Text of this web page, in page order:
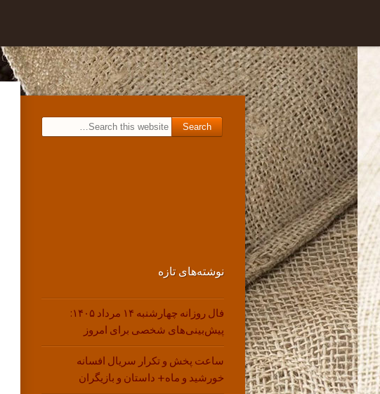
Search for:
نوشته‌های تازه
فال روزانه چهارشنبه ۱۴ مرداد ۱۴۰۵:
پیش‌بینی‌های شخصی برای امروز
ساعت پخش و تکرار سریال افسانه
خورشید و ماه+ داستان و بازیگران